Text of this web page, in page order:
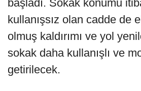
başladı. Sokak konumu
kullanışsız olan cadde de
olmuş kaldırımı ve yol
sokak daha kullanışlı ve
getirilecek.